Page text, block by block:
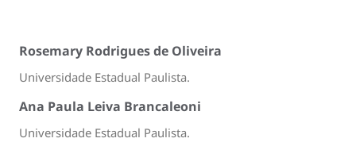
Rosemary Rodrigues de Oliveira
Universidade Estadual Paulista.
Ana Paula Leiva Brancaleoni
Universidade Estadual Paulista.